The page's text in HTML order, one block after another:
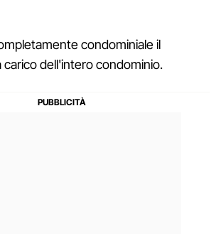
condominiale il
carico dell'intero condominio.